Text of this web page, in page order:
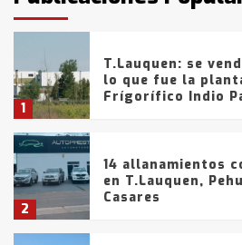
tarde del sábado
1
T.Lauquen: se
lo que fue la
Frígorífico Indio
2
14 allanamientos
en T.Lauquen,
Casares